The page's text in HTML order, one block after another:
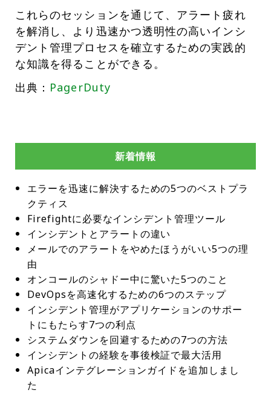
これらのセッションを通じて、アラート疲れ
を解消し、より迅速かつ透明性の高いインシ
デント管理プロセスを確立するための実践的
な知識を得ることができる。
出典： PagerDuty
新着情報
エラーを迅速に解決するための5つのベストプラ
クティス
Firefightに必要なインシデント管理ツール
インシデントとアラートの違い
メールでのアラートをやめたほうがいい5つの理
由
オンコールのシャドー中に驚いた5つのこと
DevOpsを高速化するための6つのステップ
インシデント管理がアプリケーションのサポー
トにもたらす7つの利点
システムダウンを回避するための7つの方法
インシデントの経験を事後検証で最大活用
Apicaインテグレーションガイドを追加しまし
た